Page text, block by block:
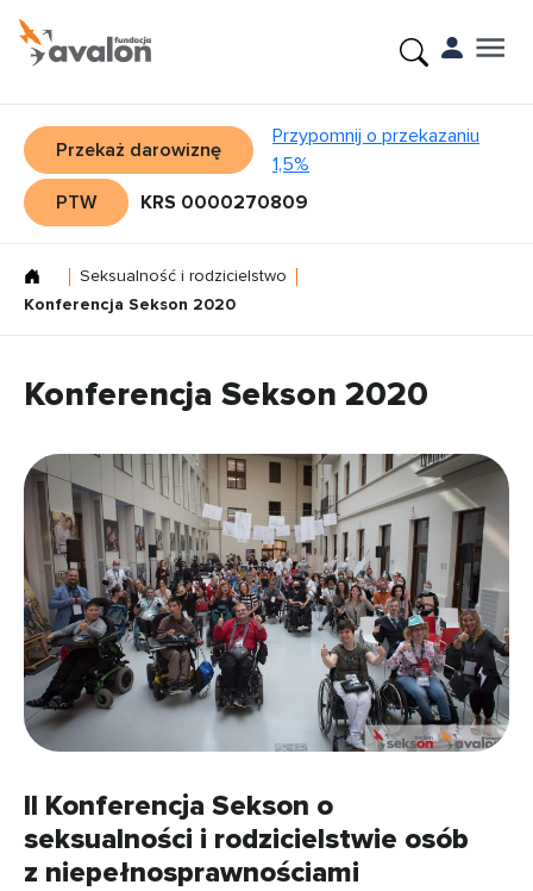
Przekaż darowiznę
Przypomnij o przekazaniu
1,5%
PTW
KRS 0000270809
Seksualność i rodzicielstwo
Konferencja Sekson 2020
Konferencja Sekson 2020
II Konferencja Sekson o
seksualności i rodzicielstwie osób
z niepełnosprawnościami